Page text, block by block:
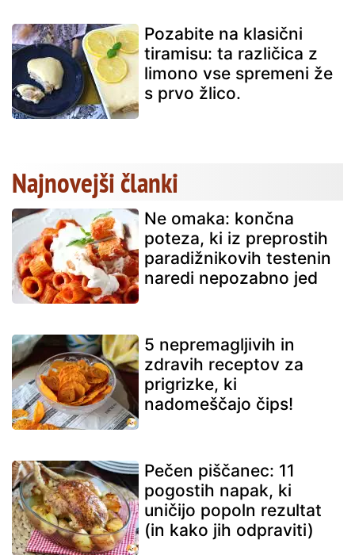
Pozabite na klasični
tiramisu: ta različica z
limono vse spremeni že
s prvo žlico.
Najnovejši članki
Ne omaka: končna
poteza, ki iz preprostih
paradižnikovih testenin
naredi nepozabno jed
5 nepremagljivih in
zdravih receptov za
prigrizke, ki
nadomeščajo čips!
Pečen piščanec: 11
pogostih napak, ki
uničijo popoln rezultat
(in kako jih odpraviti)